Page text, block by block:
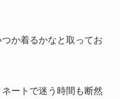
か着るかなと取ってお
ートで迷う時間も断然